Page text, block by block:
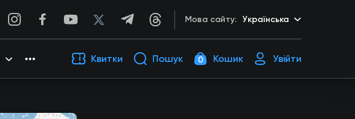
Мова сайту: Українська
Квитки Пошук 0 Кошик Увійти